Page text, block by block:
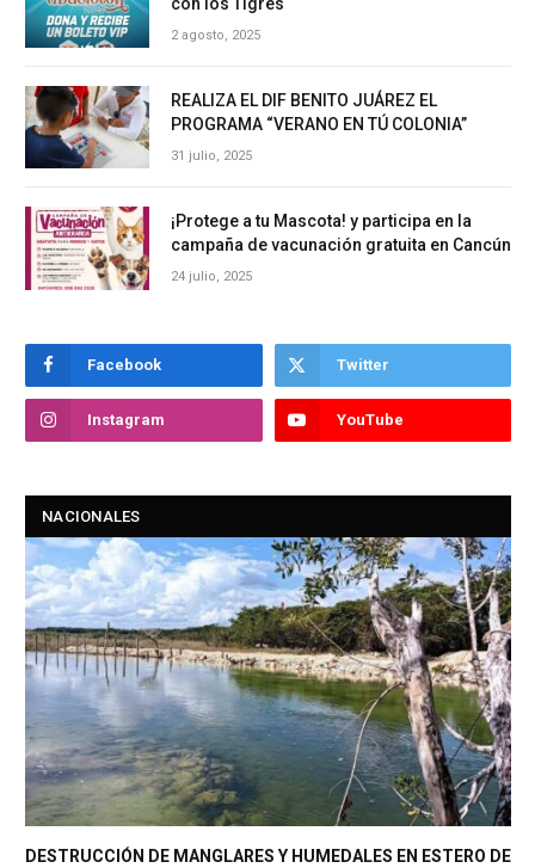
2 agosto, 2025
REALIZA EL DIF BENITO JUÁREZ EL
PROGRAMA “VERANO EN TÚ COLONIA”
31 julio, 2025
¡Protege a tu Mascota! y participa en la
campaña de vacunación gratuita en Cancún
24 julio, 2025
Facebook Twitter
Instagram YouTube
NACIONALES
DESTRUCCIÓN DE MANGLARES Y HUMEDALES EN ESTERO DE